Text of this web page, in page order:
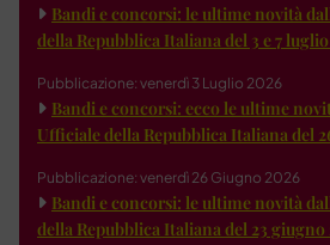
Bandi e concorsi: le ultime novità
della Repubblica Italiana del 3 e 7
Pubblicazione: venerdì 3 Luglio 2026
Bandi e concorsi: ecco le ultime
Ufficiale della Repubblica Italiana del
Pubblicazione: venerdì 26 Giugno 2026
Bandi e concorsi: le ultime novità
della Repubblica Italiana del 23 giugno